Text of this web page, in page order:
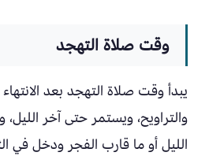
وقت صلاة التهجد
يبدأ وقت صلاة التهجد بعد
والتراويح، ويستمر حتى آخر
الليل أو ما قارب الفجر ودخل في